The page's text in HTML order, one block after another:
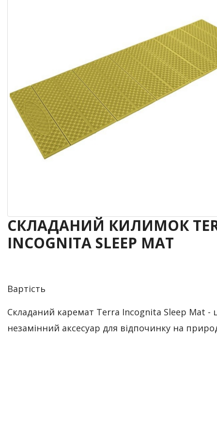
СКЛАДАНИЙ КИЛИМОК
INCOGNITA SLEEP MAT
Вартість
Складаний каремат Terra Incognita Sleep Mat -
незамінний аксесуар для відпочинку на